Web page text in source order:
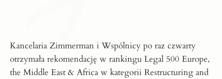
Kancelaria Zimmerman i Wspólnicy po raz czwarty
otrzymała rekomendację w rankingu Legal 500 Europe,
the Middle East & Africa w kategorii Restructuring and